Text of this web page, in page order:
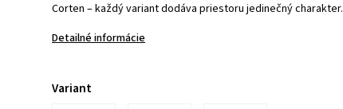
Corten – každý variant dodáva priestoru jedinečný charakter.
Detailné informácie
Variant